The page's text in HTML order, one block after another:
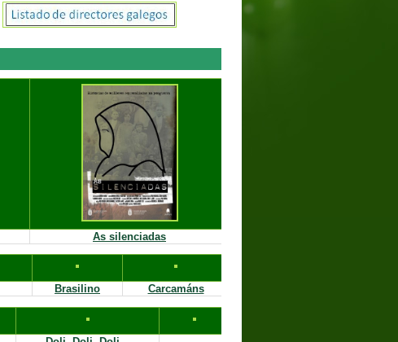
As silenciadas
Brasilino Carcamáns